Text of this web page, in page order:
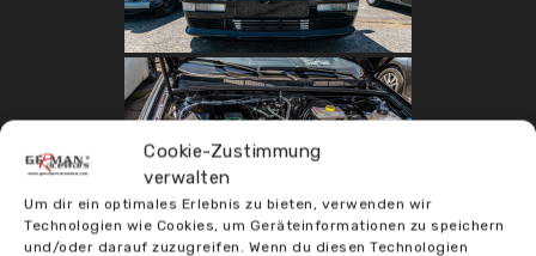
Cookie-Zustimmung
verwalten
Um dir ein optimales Erlebnis zu bieten, verwenden wir
Technologien wie Cookies, um Geräteinformationen zu speichern
und/oder darauf zuzugreifen. Wenn du diesen Technologien